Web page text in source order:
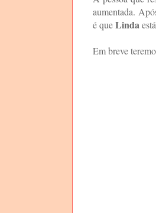
aumentada.
é queLinda
Em breve